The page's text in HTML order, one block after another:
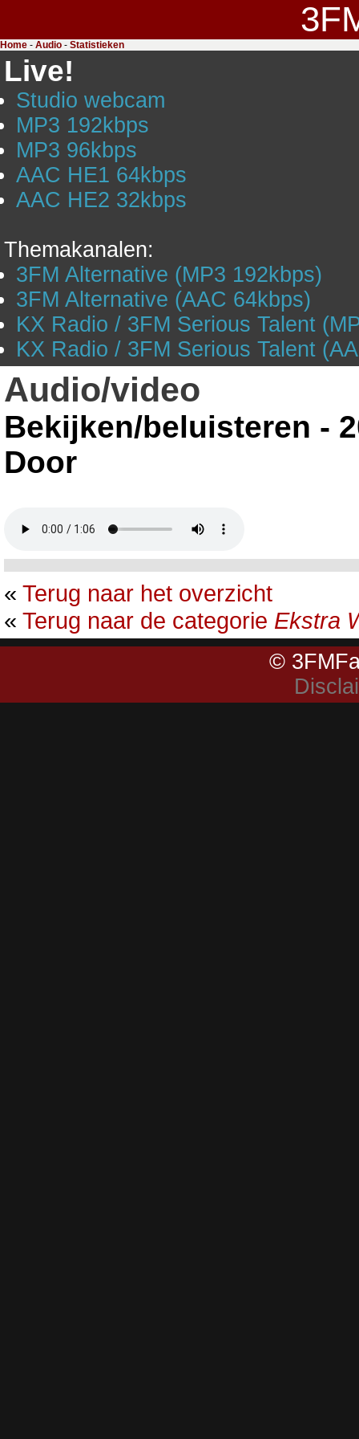
Home - Audio - Statistieken
Live!
Studio webcam
MP3 192kbps
MP3 96kbps
AAC HE1 64kbps
AAC HE2 32kbps
Themakanalen:
3FM Alternative (MP3 192kbps)
3FM Alternative (AAC 64kbps)
KX Radio / 3FM Serious Talent
KX Radio / 3FM Serious Talent
Audio/video
Bekijken/beluisteren -
Door
« Terug naar het overzicht
« Terug naar de categorie Ekstra
©